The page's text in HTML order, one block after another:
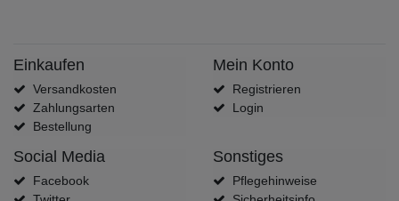
Einkaufen
Versandkosten
Zahlungsarten
Bestellung
Mein Konto
Registrieren
Login
Social Media
Facebook
Sonstiges
Pflegehinweise